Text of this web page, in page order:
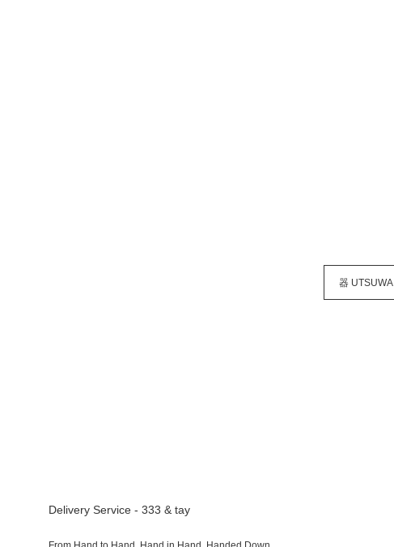
器 UTSUWA
Delivery Service - 333 & tay